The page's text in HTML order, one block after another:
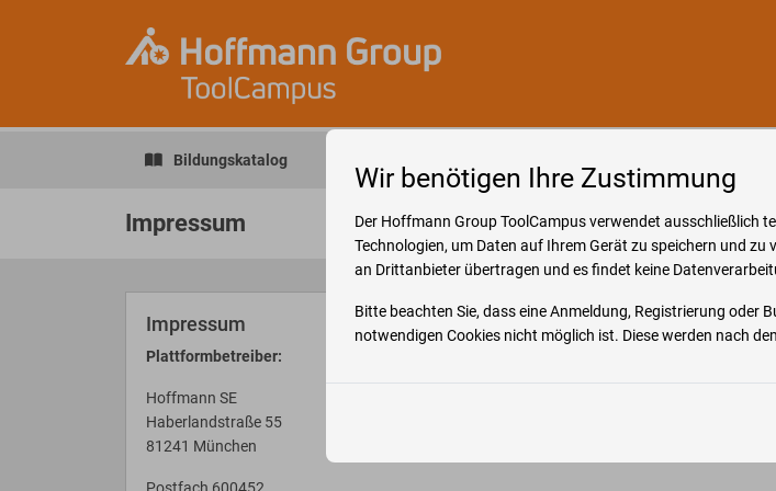
Bildungskatalog
Impressum
Impressum
Plattformbetreiber:
Hoffmann SE
Haberlandstraße 55
81241 München
Wir benötigen Ihre Zustimmung
Der Hoffmann Group ToolCampus verwendet ausschließlich
Technologien, um Daten auf Ihrem Gerät zu speichern und
an Drittanbieter übertragen und es findet keine
Bitte beachten Sie, dass eine Anmeldung, Registrierung oder
notwendigen Cookies nicht möglich ist. Diese werden nach